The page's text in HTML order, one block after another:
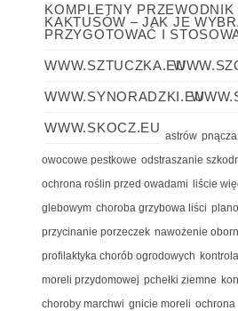
KOMPLETNY
KAKTUSÓW – JAK JE
PRZYGOTOWAĆ I
WWW.SZTUCZKA.EU
WWW.SYNORADZKI.EU
WWW.SKOCZ.EU
astrów
owocowe pestkowe odstraszanie
ochrona roślin przed owadami liście
glebowym choroba grzybowa liści
przycinanie porzeczek nawożenie
profilaktyka chorób ogrodowych
moreli przydomowej pchełki ziemne
choroby marchwi gnicie moreli ochrona